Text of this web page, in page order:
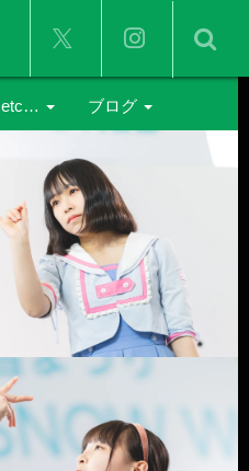
etc…
ICECREAM SCREAM
ぺろぺろきゃんでぃ
G.E.E.K
POPPING☆SMILE
Tokyo Story
ex.HAPPY少女♪
SNOW CRYSTAL
ブログ
ライブプロ海イベ
雑記
俺写真